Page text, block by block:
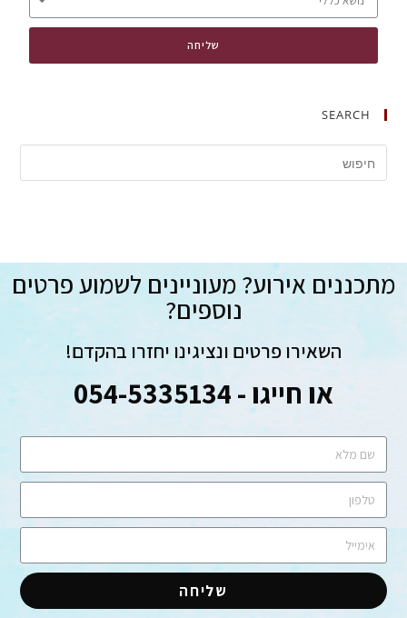
שליחה
SEARCH
מתכננים אירוע? מעוניינים לשמוע פרטים
נוספים?
השאירו פרטים ונציגינו יחזרו בהקדם!
או חייגו - 054-5335134
שליחה